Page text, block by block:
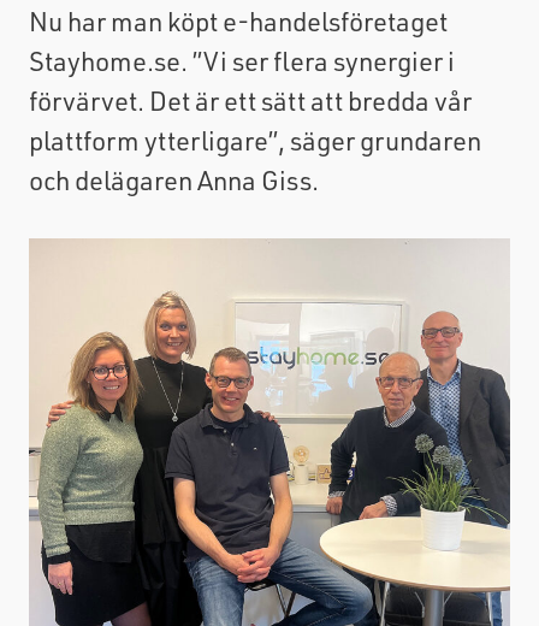
Nu har man köpt e-handelsföretaget
Stayhome.se. ”Vi ser flera synergier i
förvärvet. Det är ett sätt att bredda vår
plattform ytterligare”, säger grundaren
och delägaren Anna Giss.